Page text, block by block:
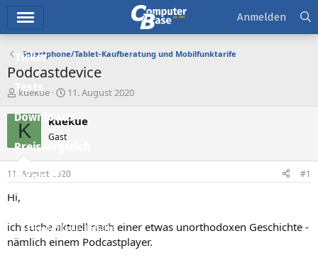
Ticker
Tests
Downloads
Preisvergleich
Forum
Aktuelles
Empfohlene Inhalte
Anmelden
Smartphone/Tablet-Kaufberatung und Mobilfunktarife
Podcastdevice
E
s
e
e
kuekue
E
s
l
t
11. August 2020
K kuekue
Gast
11. August 2020 #1
Hi,
ich suche aktuell nach einer etwas unorthodoxen Geschichte -
nämlich einem Podcastplayer.